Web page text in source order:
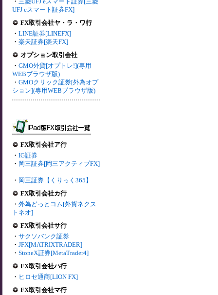
UFJ eスマート証券FX]
FX取引会社ヤ・ラ・ワ行
・ LINE証券[LINEFX]
・ 楽天証券[楽天FX]
オプション取引会社
・ GMO外貨[オプトレ!](専用
WEBブラウザ版)
・ GMOクリック証券[外為オプ
ション](専用WEBブラウザ版)
FX取引会社ア行
・ IG証券
・ 岡三証券[岡三アクティブFX]
・ 岡三証券【くりっく365】
FX取引会社カ行
・ 外為どっとコム[外貨ネクス
トネオ]
FX取引会社サ行
・ サクソバンク証券
・ JFX[MATRIXTRADER]
・ StoneX証券[MetaTrader4]
FX取引会社ハ行
・ ヒロセ通商[LION FX]
FX取引会社マ行